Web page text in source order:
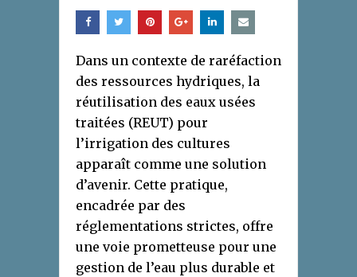
Dans un contexte de raréfaction
des ressources hydriques, la
réutilisation des eaux usées
traitées (REUT) pour
l’irrigation des cultures
apparaît comme une solution
d’avenir. Cette pratique,
encadrée par des
réglementations strictes, offre
une voie prometteuse pour une
gestion de l’eau plus durable et